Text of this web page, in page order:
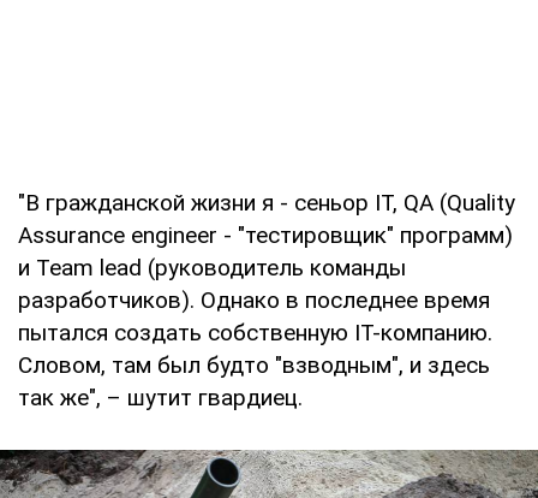
"В гражданской жизни я - сеньор IT, QA (Quality
Assurance engineer - "тестировщик" программ)
и Team lead (руководитель команды
разработчиков). Однако в последнее время
пытался создать собственную IT-компанию.
Словом, там был будто "взводным", и здесь
так же", – шутит гвардиец.